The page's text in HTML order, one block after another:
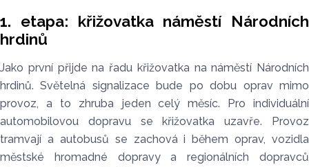
1. etapa: křižovatka náměstí Národních
hrdinů
Jako první přijde na řadu křižovatka na náměstí Národních
hrdinů. Světelná signalizace bude po dobu oprav mimo
provoz, a to zhruba jeden celý měsíc. Pro individuální
automobilovou dopravu se křižovatka uzavře. Provoz
tramvají a autobusů se zachová i během oprav, vozidla
městské hromadné dopravy a regionálních dopravců